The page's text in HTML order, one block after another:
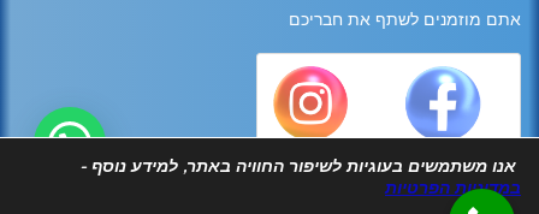
אתם מוזמנים לשתף את חבריכם
אנו משתמשים בעוגיות לשיפור החוויה באתר, למידע נוסף -
במדיניות הפרטיות